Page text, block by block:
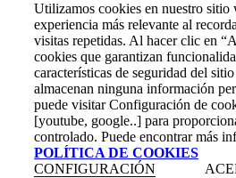
Utilizamos cookies en nuestro sitio
experiencia más relevante al
visitas repetidas. Al hacer clic en
cookies que garantizan
características de seguridad del
almacenan ninguna información
puede visitar Configuración de
[youtube, google..] para
controlado. Puede encontrar más
POLÍTICA DE COOKIES
CONFIGURACIÓN